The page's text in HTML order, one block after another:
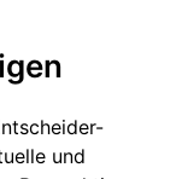
und